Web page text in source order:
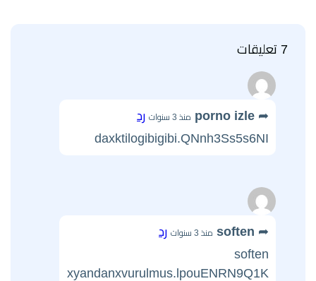
7 تعليقات
porno izle منذ 3 سنوات
رد
daxktilogibigibi.QNnh3Ss5s6NI
soften منذ 3 سنوات
رد
soften
xyandanxvurulmus.lpouENRN9Q1K